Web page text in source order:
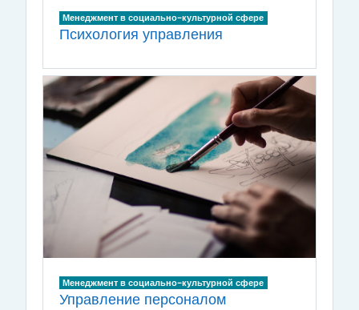
Менеджмент в социально-культурной сфере
Психология управления
Менеджмент в социально-культурной сфере
Управление персоналом